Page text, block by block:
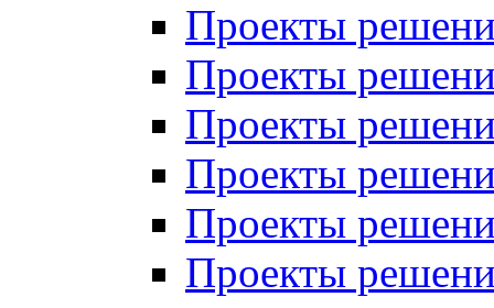
Проекты
Проекты
Проекты
Проекты
Проекты
Проекты